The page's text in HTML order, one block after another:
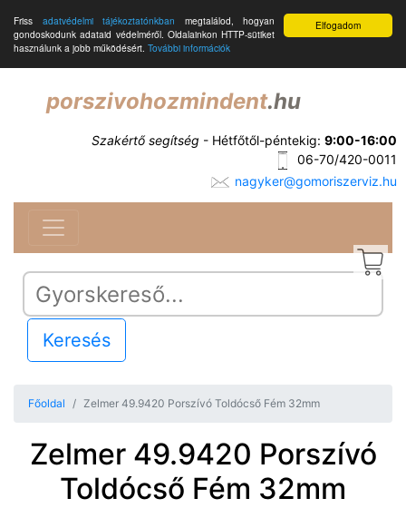
Elfogadom
Friss adatvédelmi tájékoztatónkban megtalálod, hogyan
gondoskodunk adataid védelméről. Oldalainkon HTTP-sütiket
használunk a jobb működésért. További információk
porszivohozmindent.hu
Szakértő segítség - Hétfőtől-péntekig: 9:00-16:00
06-70/420-0011
nagyker@gomoriszerviz.hu
Keresés
Főoldal Zelmer 49.9420 Porszívó Toldócső Fém 32mm
Zelmer 49.9420 Porszívó
Toldócső Fém 32mm